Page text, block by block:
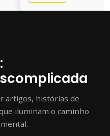
artigos, histórias de
iluminam o caminho